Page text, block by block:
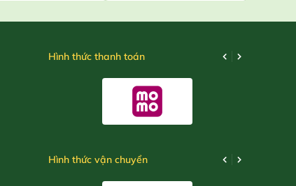
Hình thức thanh toán
Hình thức vận chuyển